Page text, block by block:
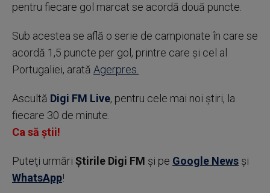
pentru fiecare gol marcat se acordă două puncte.
Sub acestea se află o serie de campionate în care se
acordă 1,5 puncte per gol, printre care și cel al
Portugaliei, arată Agerpres.
Ascultă Digi FM Live, pentru cele mai noi știri, la
fiecare 30 de minute.
Ca să știi!
Puteţi urmări Știrile Digi FM şi pe Google News şi
WhatsApp!